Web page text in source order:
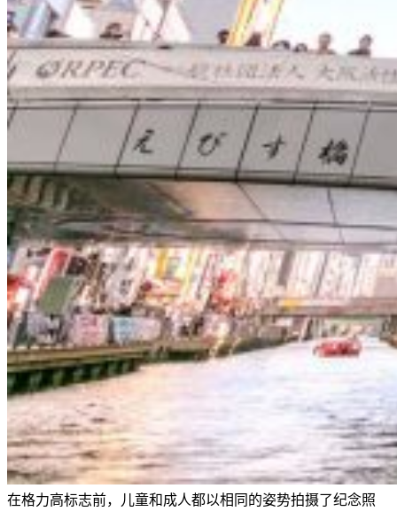
在格力高标志前，儿童和成人都以相同的姿势拍摄了纪念照